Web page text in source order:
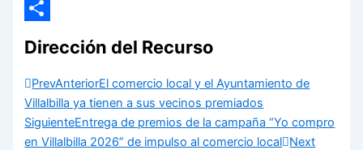
Email
Dirección del Recurso
PrevAnteriorEl comercio local y el Ayuntamiento de
Villalbilla ya tienen a sus vecinos premiados
SiguienteEntrega de premios de la campaña “Yo compro
en Villalbilla 2026” de impulso al comercio local Next